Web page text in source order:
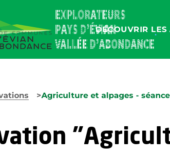
DÉCOUVRIR LES
Agriculture et alpages -